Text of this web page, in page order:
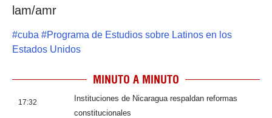
lam/amr
#cuba #Programa de Estudios sobre Latinos en los
Estados Unidos
MINUTO A MINUTO
17:32
Instituciones de Nicaragua respaldan reformas
constitucionales